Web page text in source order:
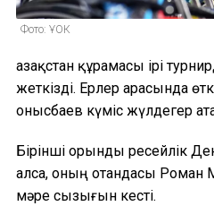
Фото: ҰОК
Қазақстан құрамасы ірі
жеткізді. Ерлер арасында
Қонысбаев күміс жүлдегер
Бірінші орынды ресейлік
алса, оның отандасы Роман
мәре сызығын кесті.